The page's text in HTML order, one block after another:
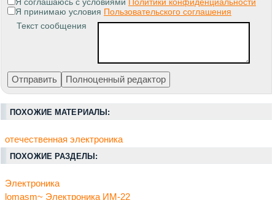
Я соглашаюсь с условиями Политики конфиденциальности
Я принимаю условия Пользовательского соглашения
Текст сообщения
ПОХОЖИЕ МАТЕРИАЛЫ:
отечественная электроника
ПОХОЖИЕ РАЗДЕЛЫ:
Электроника
lomasm~ Электроника ИМ-22